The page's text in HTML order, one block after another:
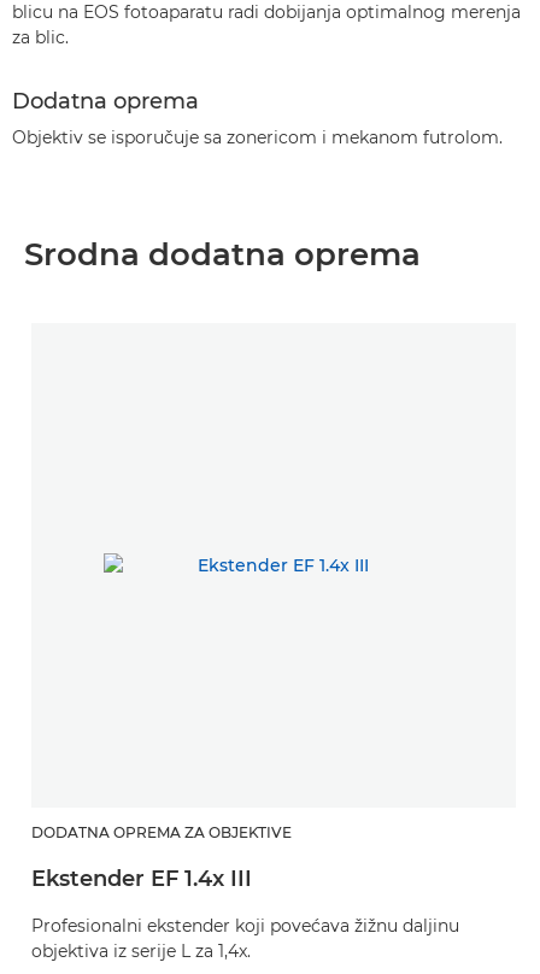
blicu na EOS fotoaparatu radi dobijanja optimalnog merenja
za blic.
Dodatna oprema
Objektiv se isporučuje sa zonericom i mekanom futrolom.
Srodna dodatna oprema
DODATNA OPREMA ZA OBJEKTIVE
Ekstender EF 1.4x III
Profesionalni ekstender koji povećava žižnu daljinu
objektiva iz serije L za 1,4x.